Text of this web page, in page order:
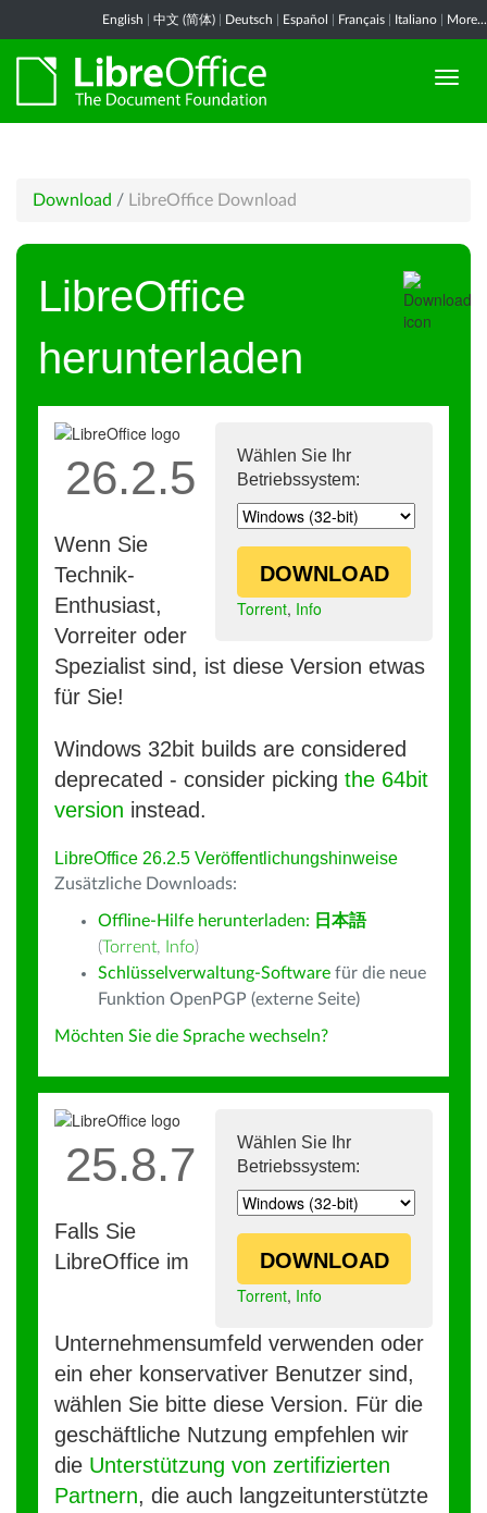
English 中文 (简体) Deutsch Español Français Italiano More...
Download / LibreOffice Download
LibreOffice
herunterladen
Wählen Sie Ihr
Betriebssystem:
DOWNLOAD
Torrent, Info
26.2.5
Wenn Sie
Technik-
Enthusiast,
Vorreiter oder
Spezialist sind, ist diese Version etwas
für Sie!
Windows 32bit builds are considered
deprecated - consider picking the 64bit
version instead.
LibreOffice 26.2.5 Veröffentlichungshinweise
Zusätzliche Downloads:
Offline-Hilfe herunterladen: 日本語
(Torrent, Info)
Schlüsselverwaltung-Software für die neue
Funktion OpenPGP (externe Seite)
Möchten Sie die Sprache wechseln?
Wählen Sie Ihr
Betriebssystem:
DOWNLOAD
Torrent, Info
25.8.7
Falls Sie
LibreOffice im
Unternehmensumfeld verwenden oder
ein eher konservativer Benutzer sind,
wählen Sie bitte diese Version. Für die
geschäftliche Nutzung empfehlen wir
die Unterstützung von zertifizierten
Partnern, die auch langzeitunterstützte